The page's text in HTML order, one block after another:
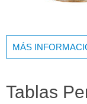
MÁS
Tablas